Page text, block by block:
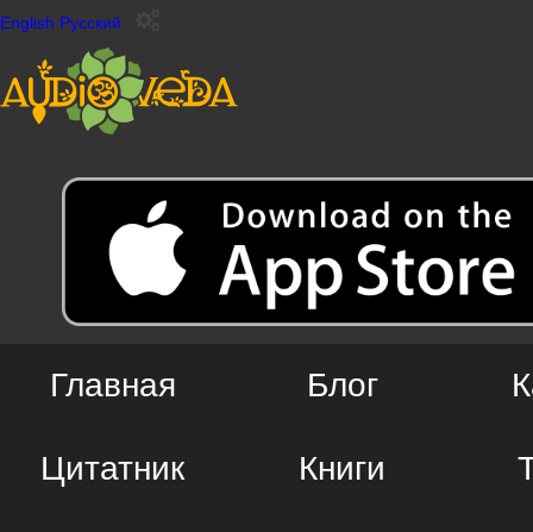
English Русский
Главная Блог
Цитатник Книги